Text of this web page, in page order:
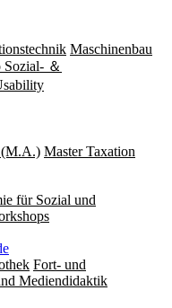
Maschinenbau
Sozial- ＆
(M.A.) Master Taxation
für Sozial und
Fort- und
Mediendidaktik